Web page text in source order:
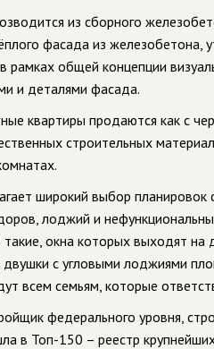
из сборного
фасада из
рамках общей концепции
и деталями фасада.
квартиры продаются как с
строительных
широкий выбор
лоджий и
такие, окна которых выходят
с угловыми лоджиями
всем семьям, которые
федерального уровня,
в Топ-150 – реестр